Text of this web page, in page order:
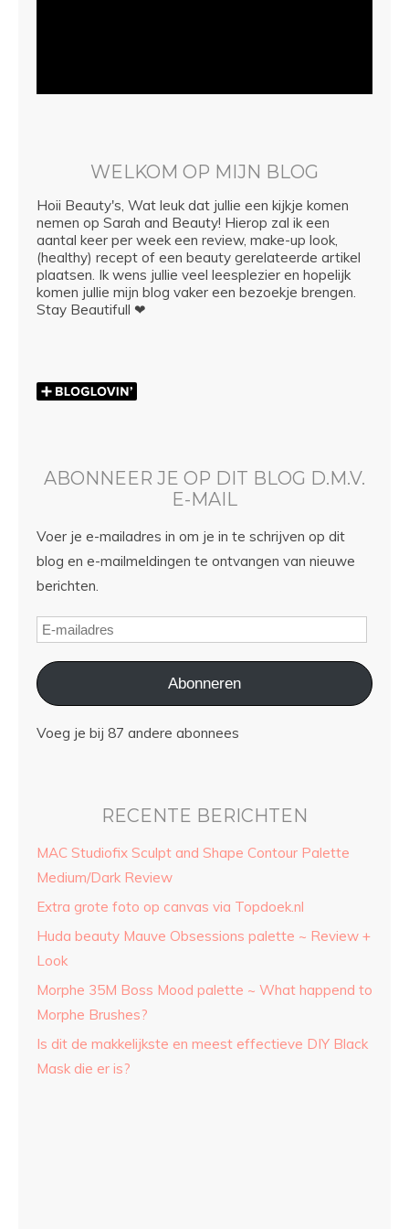
WELKOM OP MIJN BLOG
Hoii Beauty's, Wat leuk dat jullie een kijkje komen
nemen op Sarah and Beauty! Hierop zal ik een
aantal keer per week een review, make-up look,
(healthy) recept of een beauty gerelateerde artikel
plaatsen. Ik wens jullie veel leesplezier en hopelijk
komen jullie mijn blog vaker een bezoekje brengen.
Stay Beautifull ❤
ABONNEER JE OP DIT BLOG D.M.V.
E-MAIL
Voer je e-mailadres in om je in te schrijven op dit
blog en e-mailmeldingen te ontvangen van nieuwe
berichten.
Abonneren
Voeg je bij 87 andere abonnees
RECENTE BERICHTEN
MAC Studiofix Sculpt and Shape Contour Palette
Medium/Dark Review
Extra grote foto op canvas via Topdoek.nl
Huda beauty Mauve Obsessions palette ~ Review +
Look
Morphe 35M Boss Mood palette ~ What happend to
Morphe Brushes?
Is dit de makkelijkste en meest effectieve DIY Black
Mask die er is?